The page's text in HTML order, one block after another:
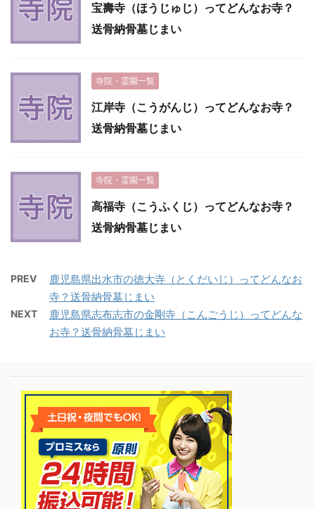
宝壽寺（ほうじゅじ）ってどんなお寺？
送骨納骨墓じまい
寺院・霊園一覧
江岸寺（こうがんじ）ってどんなお寺？
送骨納骨墓じまい
寺院・霊園一覧
高福寺（こうふくじ）ってどんなお寺？
送骨納骨墓じまい
PREV
鹿児島県出水市の徳大寺（とくだいじ）ってどんなお
寺？送骨納骨墓じまい
NEXT
鹿児島県志布志市の金剛寺（こんごうじ）ってどんな
お寺？送骨納骨墓じまい